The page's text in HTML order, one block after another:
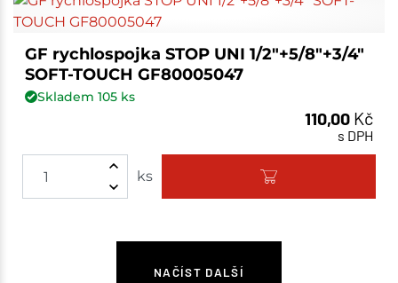
GF rychlospojka STOP UNI 1/2"+5/8"+3/4"
SOFT-TOUCH GF80005047
Skladem 105ks
110,00 Kč
s DPH
ks
NAČÍST DALŠÍ